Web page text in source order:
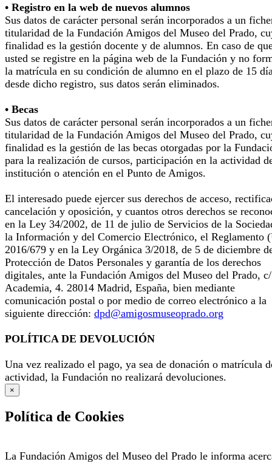
• Registro en la web de nuevos alumnos
Sus datos de carácter personal serán incorporados a un
titularidad de la Fundación Amigos del Museo del Prado,
finalidad es la gestión docente y de alumnos. En caso de
usted se registre en la página web de la Fundación y no
la matrícula en su condición de alumno en el plazo de 15
desde dicho registro, sus datos serán eliminados.
• Becas
Sus datos de carácter personal serán incorporados a un
titularidad de la Fundación Amigos del Museo del Prado,
finalidad es la gestión de las becas otorgadas por la
para la realización de cursos, participación en la actividad
institución o atención en el Punto de Amigos.
El interesado puede ejercer sus derechos de acceso,
cancelación y oposición, y cuantos otros derechos se
en la Ley 34/2002, de 11 de julio de Servicios de la
la Información y del Comercio Electrónico, el Reglamento
2016/679 y en la Ley Orgánica 3/2018, de 5 de diciembre
Protección de Datos Personales y garantía de los derechos
digitales, ante la Fundación Amigos del Museo del Prado,
Academia, 4. 28014 Madrid, España, bien mediante
comunicación postal o por medio de correo electrónico a la
siguiente dirección: dpd@amigosmuseoprado.org
POLÍTICA DE DEVOLUCIÓN
Una vez realizado el pago, ya sea de donación o matrícula
actividad, la Fundación no realizará devoluciones.
×
Política de Cookies
La Fundación Amigos del Museo del Prado le informa